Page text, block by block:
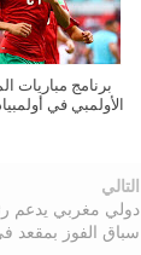
برنامج مباريات
الأولمبي في
التالي
دولي مغربي يدعم
سباق الفوز بمقعد